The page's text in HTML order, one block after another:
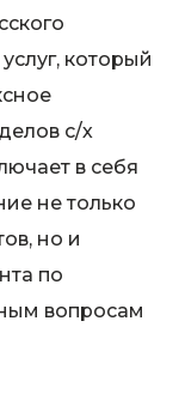
который
с/х
в себя
не только
но и
по
вопросам